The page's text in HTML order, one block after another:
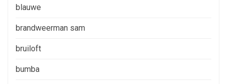
blauwe
brandweerman sam
bruiloft
bumba